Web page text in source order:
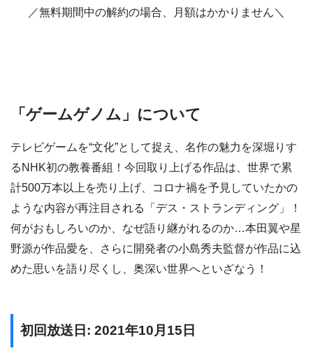
／無料期間中の解約の場合、月額はかかりません＼
「ゲームゲノム」について
テレビゲームを“文化”として捉え、名作の魅力を深堀りす
るNHK初の教養番組！今回取り上げる作品は、世界で累
計500万本以上を売り上げ、コロナ禍を予見していたかの
ような内容が再注目される「デス・ストランディング」！
何がおもしろいのか、なぜ語り継がれるのか…本田翼や星
野源が作品愛を、さらに開発者の小島秀夫監督が作品に込
めた思いを語り尽くし、奥深い世界へといざなう！
初回放送日: 2021年10月15日